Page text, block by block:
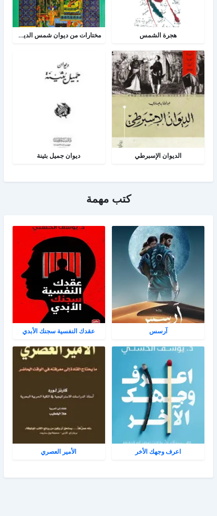
هجرة الشمس مختارات من ديوان شمس الدين تبريزي
الديوان الإسبرطي ديوان جميل بثينة
كتب مهمة
آرسس عقدك النفسية سجنك الأبدي
اعرف وجهك الأخر الأمير العصري